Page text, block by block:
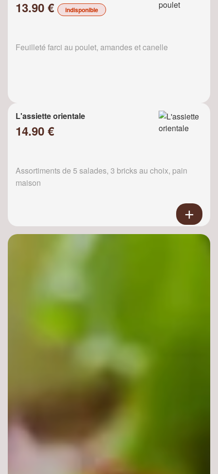
13.90 € indisponible
Feuilleté farci au poulet, amandes et canelle
L'assiette orientale
14.90 €
Assortiments de 5 salades, 3 bricks au choix, pain
maison